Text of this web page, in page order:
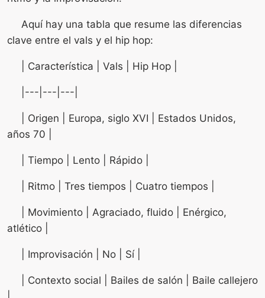
Aquí hay una tabla que resume las diferencias
clave entre el vals y el hip hop:
| Característica | Vals | Hip Hop |
|---|---|---|
| Origen | Europa, siglo XVI | Estados Unidos,
años 70 |
| Tiempo | Lento | Rápido |
| Ritmo | Tres tiempos | Cuatro tiempos |
| Movimiento | Agraciado, fluido | Enérgico,
atlético |
| Improvisación | No | Sí |
| Contexto social | Bailes de salón | Baile callejero